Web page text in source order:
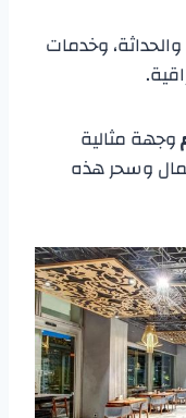
وخدمات
وجهة مثالية
وسحر هذه